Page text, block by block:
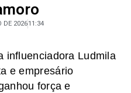
DE 202611:34
influenciadora Ludmila
e empresário
força e